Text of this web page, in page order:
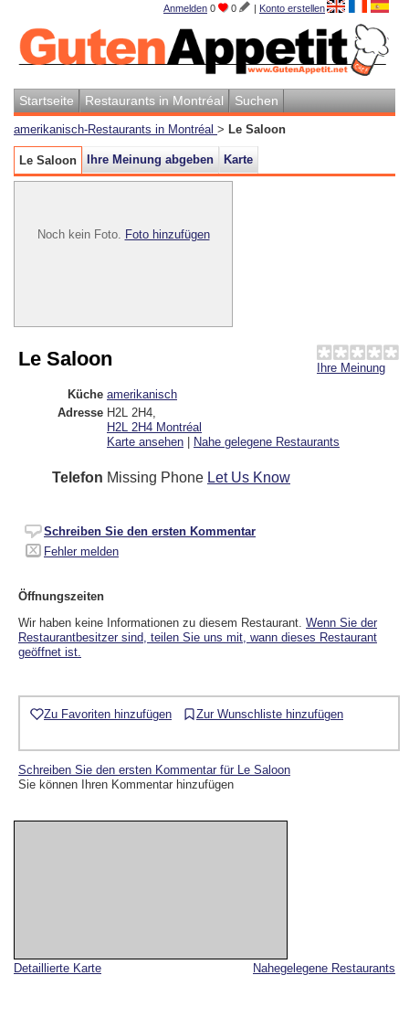
Anmelden 0 0 | Konto erstellen
Startseite Restaurants in Montréal Suchen
amerikanisch-Restaurants in Montréal > Le Saloon
Le Saloon Ihre Meinung abgeben Karte
Noch kein Foto. Foto hinzufügen
Nahegelegene Restaurants
Detaillierte Karte
Ihre Meinung
Le Saloon
Küche amerikanisch
Adresse H2L 2H4
H2L 2H4 Montréal
Karte ansehen | Nahe gelegene Restaurants
Telefon Missing Phone Let Us Know
Schreiben Sie den ersten Kommentar
Fehler melden
Öffnungszeiten
Wir haben keine Informationen zu diesem Restaurant. Wenn Sie der
Restaurantbesitzer sind, teilen Sie uns mit, wann dieses Restaurant
geöffnet ist.
Zu Favoriten hinzufügen Zur Wunschliste hinzufügen
Schreiben Sie den ersten Kommentar für Le Saloon
Sie können Ihren Kommentar hinzufügen